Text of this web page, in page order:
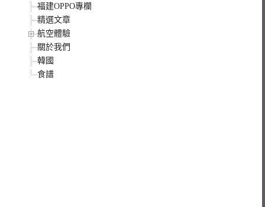
福建OPPO專欄
精選文章
航空體驗
關於我們
韓國
食譜